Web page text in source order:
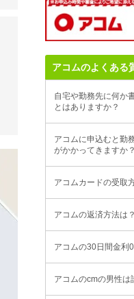
アコムのよくある
自宅や勤務先に何か
とはありますか？
アコムに申込むと勤
がかかってきますか？
アコムカードの受取
アコムの返済方法は？
アコムの30日間金利
アコムのcmの男性は